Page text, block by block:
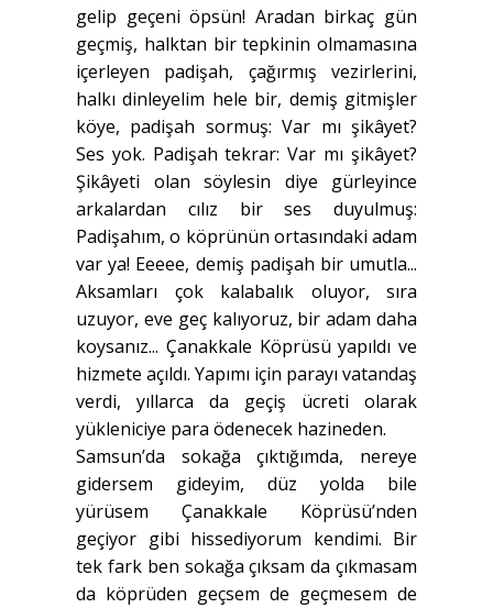
gelip geçeni öpsün! Aradan birkaç gün
geçmiş, halktan bir tepkinin olmamasına
içerleyen padişah, çağırmış vezirlerini,
halkı dinleyelim hele bir, demiş gitmişler
köye, padişah sormuş: Var mı şikâyet?
Ses yok. Padişah tekrar: Var mı şikâyet?
Şikâyeti olan söylesin diye gürleyince
arkalardan cılız bir ses duyulmuş:
Padişahım, o köprünün ortasındaki adam
var ya! Eeeee, demiş padişah bir umutla...
Aksamları çok kalabalık oluyor, sıra
uzuyor, eve geç kalıyoruz, bir adam daha
koysanız... Çanakkale Köprüsü yapıldı ve
hizmete açıldı. Yapımı için parayı vatandaş
verdi, yıllarca da geçiş ücreti olarak
yükleniciye para ödenecek hazineden.
Samsun’da sokağa çıktığımda, nereye
gidersem gideyim, düz yolda bile
yürüsem Çanakkale Köprüsü’nden
geçiyor gibi hissediyorum kendimi. Bir
tek fark ben sokağa çıksam da çıkmasam
da köprüden geçsem de geçmesem de